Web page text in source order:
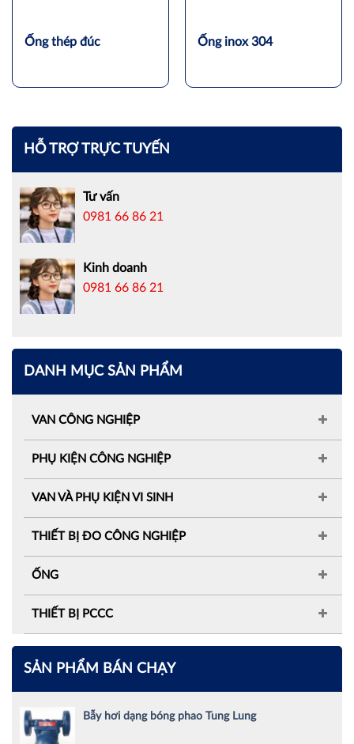
Ống thép đúc Ống inox 304
HỖ TRỢ TRỰC TUYẾN
Tư vấn
0981 66 86 21
Kinh doanh
0981 66 86 21
DANH MỤC SẢN PHẨM
VAN CÔNG NGHIỆP
PHỤ KIỆN CÔNG NGHIỆP
VAN VÀ PHỤ KIỆN VI SINH
THIẾT BỊ ĐO CÔNG NGHIỆP
ỐNG
THIẾT BỊ PCCC
SẢN PHẨM BÁN CHẠY
Bẫy hơi dạng bóng phao Tung Lung